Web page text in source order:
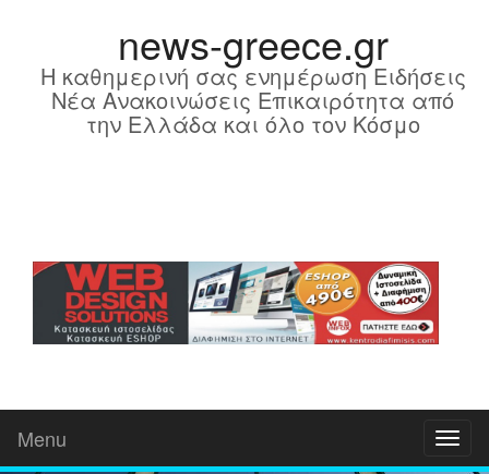
news-greece.gr
Η καθημερινή σας ενημέρωση Ειδήσεις
Νέα Ανακοινώσεις Επικαιρότητα από
την Ελλάδα και όλο τον Κόσμο
Menu